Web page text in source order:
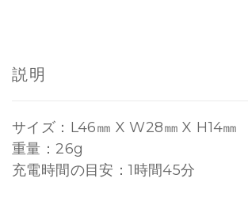
説明
サイズ：L46㎜ X W28㎜ X H14㎜
重量：26g
充電時間の目安：1時間45分